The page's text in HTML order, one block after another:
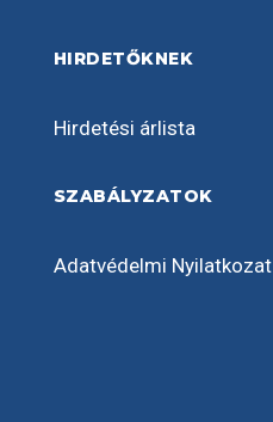
HIRDETŐKNEK
Hirdetési árlista
SZABÁLYZATOK
Adatvédelmi Nyilatkozat